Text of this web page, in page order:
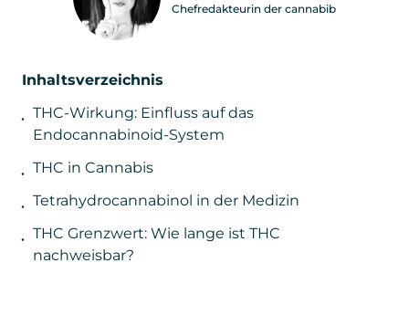
Inhaltsverzeichnis
THC-Wirkung: Einfluss auf das
Endocannabinoid-System
THC in Cannabis
Tetrahydrocannabinol in der Medizin
THC Grenzwert: Wie lange ist THC
nachweisbar?
Chefredakteurin der cannabib